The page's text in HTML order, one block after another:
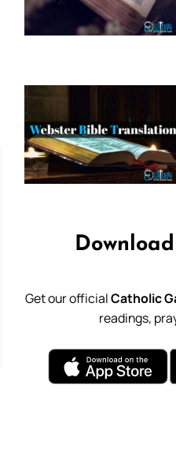
October 11,
Get our officialCatholic
readings,